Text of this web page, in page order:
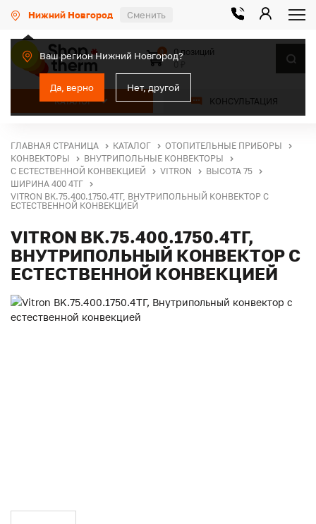
Нижний Новгород Сменить
Ваш регион Нижний Новгород?
Да, верно Нет, другой
КАТАЛОГ КОНСУЛЬТАЦИЯ
0
0 позиций
ГЛАВНАЯ СТРАНИЦА КАТАЛОГ
ОТОПИТЕЛЬНЫЕ ПРИБОРЫ
КОНВЕКТОРЫ
ВНУТРИПОЛЬНЫЕ КОНВЕКТОРЫ
С ЕСТЕСТВЕННОЙ КОНВЕКЦИЕЙ
VITRON
ВЫСОТА 75
ШИРИНА 400 4ТГ
VITRON BK.75.400.1750.4ТГ, ВНУТРИПОЛЬНЫЙ КОНВЕКТОР С
ЕСТЕСТВЕННОЙ КОНВЕКЦИЕЙ
VITRON BK.75.400.1750.4ТГ,
ВНУТРИПОЛЬНЫЙ КОНВЕКТОР С
ЕСТЕСТВЕННОЙ КОНВЕКЦИЕЙ